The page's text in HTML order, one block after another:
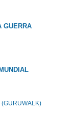
GUERRA
(GURUWALK)